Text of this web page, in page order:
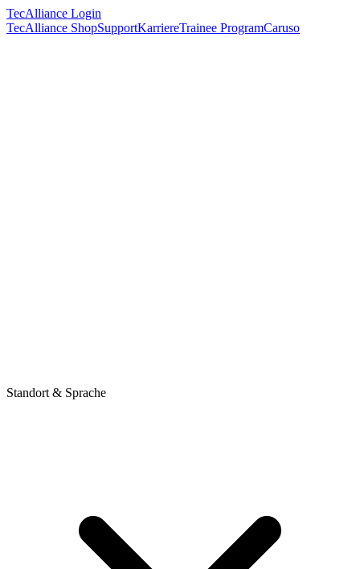
TecAlliance Login
TecAlliance ShopSupportKarriereTrainee ProgramCaruso
Standort & Sprache